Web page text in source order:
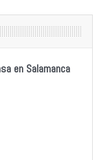
en Salamanca